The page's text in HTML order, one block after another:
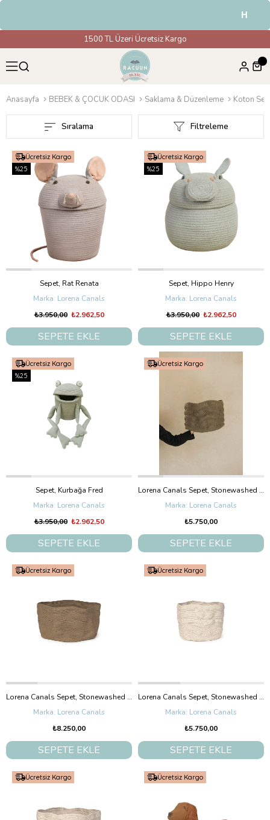
HAVALE &
1500 TL Üzeri Ücretsiz Kargo
Anasayfa BEBEK & ÇOCUK ODASI Saklama & Düzenleme Koton
Filtreleme
Sıralama
Sepet, Rat Renata
Lorena Canals
₺2.962,50
₺3.950,00
SEPETE EKLE
Ücretsiz Kargo
%25
Sepet, Hippo Henry
Lorena Canals
₺2.962,50
₺3.950,00
SEPETE EKLE
Ücretsiz Kargo
%25
Sepet, Kurbağa Fred
Lorena Canals
₺2.962,50
₺3.950,00
SEPETE EKLE
Ücretsiz Kargo
%25
Lorena Canals Sepet, Stonewashed Soil Brown Medium
Lorena Canals
₺5.750,00
SEPETE EKLE
Ücretsiz Kargo
Lorena Canals Sepet, Stonewashed Soil Brown Large
Lorena Canals
₺8.250,00
SEPETE EKLE
Ücretsiz Kargo
Lorena Canals Sepet, Stonewashed Natural Medium
Lorena Canals
₺5.750,00
SEPETE EKLE
Ücretsiz Kargo
Ücretsiz Kargo Ücretsiz Kargo